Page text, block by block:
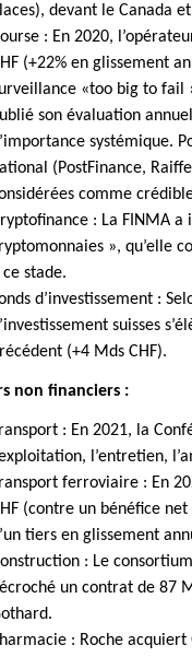
devant le Canada
: En 2020,
(+22% en glissement
«too big to fail
son évaluation
systémique.
(PostFinance,
comme
: La FINMA
», qu’elle
ce stade.
d’investissement :
suisses
(+4 Mds CHF).
non financiers :
: En 2021, la
l’entretien,
ferroviaire : En
(contre un bénéfice
tiers en glissement
: Le
un contrat de 87
: Roche